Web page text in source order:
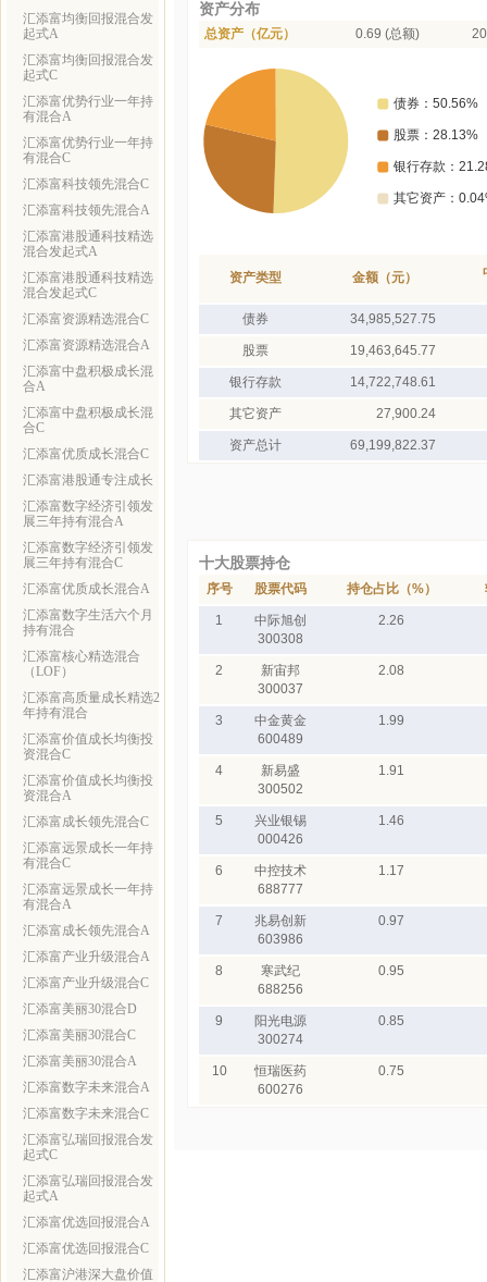
汇添富均衡回报混合发
起式A
汇添富均衡回报混合发
起式C
汇添富优势行业一年持
有混合A
汇添富优势行业一年持
有混合C
汇添富科技领先混合C
汇添富科技领先混合A
汇添富港股通科技精选
混合发起式A
汇添富港股通科技精选
混合发起式C
汇添富资源精选混合C
汇添富资源精选混合A
汇添富中盘积极成长混
合A
汇添富中盘积极成长混
合C
汇添富优质成长混合C
汇添富港股通专注成长
汇添富数字经济引领发
展三年持有混合A
汇添富数字经济引领发
展三年持有混合C
汇添富优质成长混合A
汇添富数字生活六个月
持有混合
汇添富核心精选混合
（LOF）
汇添富高质量成长精选2
年持有混合
汇添富价值成长均衡投
资混合C
汇添富价值成长均衡投
资混合A
汇添富成长领先混合C
汇添富远景成长一年持
有混合C
汇添富远景成长一年持
有混合A
汇添富成长领先混合A
汇添富产业升级混合A
汇添富产业升级混合C
汇添富美丽30混合D
汇添富美丽30混合C
汇添富美丽30混合A
汇添富数字未来混合A
汇添富数字未来混合C
汇添富弘瑞回报混合发
起式C
汇添富弘瑞回报混合发
起式A
汇添富优选回报混合A
汇添富优选回报混合C
汇添富沪港深大盘价值
资产分布
总资产（亿元） 0.69 (总额)
资产类型 金额（元）
债券 34,985,527.75
股票 19,463,645.77
银行存款 14,722,748.61
其它资产 27,900.24
资产总计 69,199,822.37
十大股票持仓
序号 股票代码 持仓占比（%）
1
中际旭创
300308
2.26
2
新宙邦
300037
2.08
3
中金黄金
600489
1.99
4
新易盛
300502
1.91
5
兴业银锡
000426
1.46
6
中控技术
688777
1.17
7
兆易创新
603986
0.97
8
寒武纪
688256
0.95
9
阳光电源
300274
0.85
10
恒瑞医药
600276
0.75